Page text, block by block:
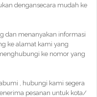
dengansecara mudah ke
dan menanyakan informasi
ke alamat kami yang
ke nomor yang
, hubungi kami segera
pesanan untuk kota/